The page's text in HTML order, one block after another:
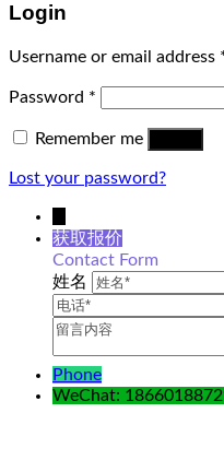
Login
Username or email address
Password *
Remember me
Lost your password?
获取报价
Contact Form
姓名
Phone
WeChat: